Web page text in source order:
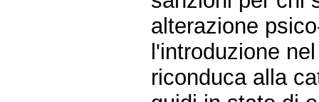
alterazione
l'introduzione
riconduca alla